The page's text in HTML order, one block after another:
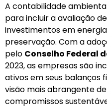
A contabilidade
para incluir a avaliação
investimentos em
preservação. Com a
pelo Conselho Federal
2023, as empresas são
ativos em seus balanços
visão mais abrangente
compromissos